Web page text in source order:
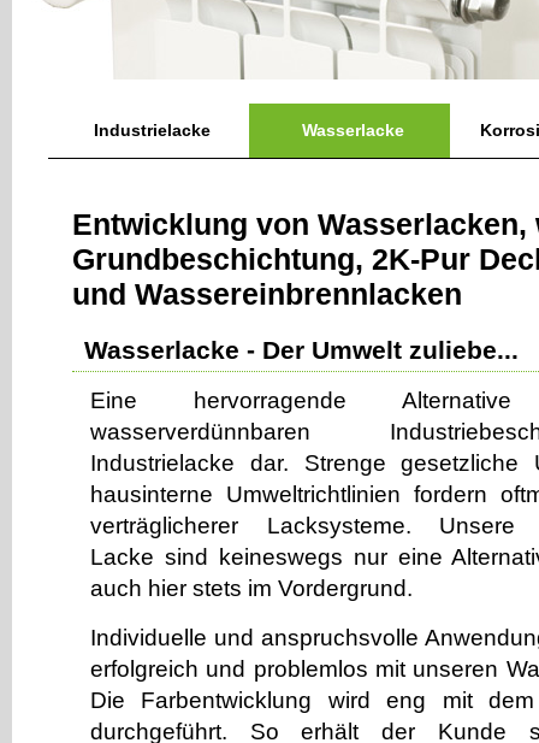
Industrielacke Wasserlacke
Entwicklung von Wasserlacken,
Grundbeschichtung, 2K-Pur
und Wassereinbrennlacken
Wasserlacke - Der Umwelt zuliebe...
Eine hervorragende
wasserverdünnbaren
Industrielacke dar. Strenge gesetzliche
hausinterne Umweltrichtlinien fordern
verträglicherer Lacksysteme. Unsere
Lacke sind keineswegs nur eine
auch hier stets im Vordergrund.
Individuelle und anspruchsvolle
erfolgreich und problemlos mit unseren
Die Farbentwicklung wird eng mit
durchgeführt. So erhält der Kunde